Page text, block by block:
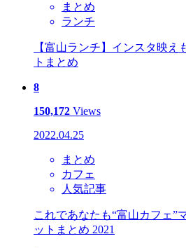
まとめ
ランチ
【富山ランチ】インスタ映え
トまとめ
8
150,172 Views
2022.04.25
まとめ
カフェ
人気記事
これであなたも“富山カフェ”
ットまとめ 2021